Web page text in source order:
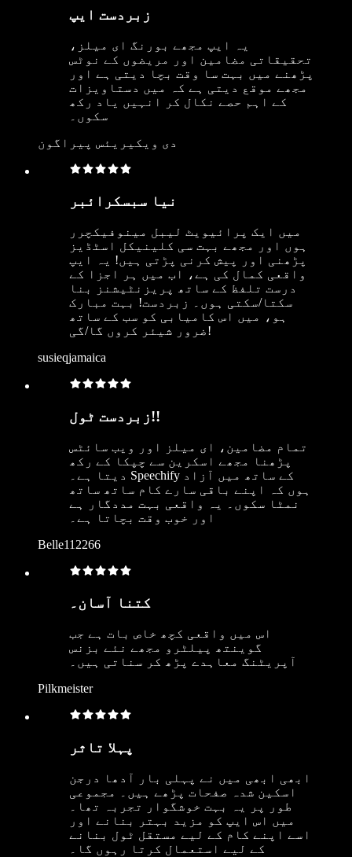
زبردست ایپ
یہ ایپ مجھے بورنگ ای میلز،
تحقیقاتی مضامین اور مریضوں کے نوٹس
پڑھنے میں بہت سا وقت بچا دیتی ہے اور
مجھے موقع دیتی ہے کہ میں دستاویزات
کے اہم حصے نکال کر انہیں یاد رکھ
سکوں۔
دی ویکیریئس پیراگون
نیا سبسکرائبر
میں ایک پرائیویٹ لیبل مینوفیکچرر
ہوں اور مجھے بہت سی کلینیکل اسٹڈیز
پڑھنی اور پیش کرنی پڑتی ہیں! یہ ایپ
واقعی کمال کی ہے، اب میں ہر اجزا کے
درست تلفظ کے ساتھ پریزنٹیشنز بنا
سکتا/سکتی ہوں۔ زبردست! بہت مبارک
ہو، میں اس کامیابی کو سب کے ساتھ
ضرور شیئر کروں گا/گی!
susieqjamaica
زبردست ٹول!!
تمام مضامین، ای میلز اور ویب سائٹس
پڑھنا مجھے اسکرین سے چپکا کے رکھ
دیتا ہے۔ Speechify کے ساتھ میں آزاد
ہوں کہ اپنے باقی سارے کام ساتھ ساتھ
نمٹا سکوں۔ یہ واقعی بہت مددگار ہے
اور خوب وقت بچاتا ہے۔
Belle112266
کتنا آسان۔
اس میں واقعی کچھ خاص بات ہے جب
گوینتھ پیلٹرو مجھے نئے بزنس
آپریٹنگ معاہدے پڑھ کر سناتی ہیں۔
Pilkmeister
پہلا تاثر
ابھی ابھی میں نے پہلی بار آدھا درجن
اسکین شدہ صفحات پڑھے ہیں۔ مجموعی
طور پر یہ بہت خوشگوار تجربہ تھا۔
میں اس ایپ کو مزید بہتر بنانے اور
اسے اپنے کام کے لیے مستقل ٹول بنانے
کے لیے استعمال کرتا رہوں گا۔